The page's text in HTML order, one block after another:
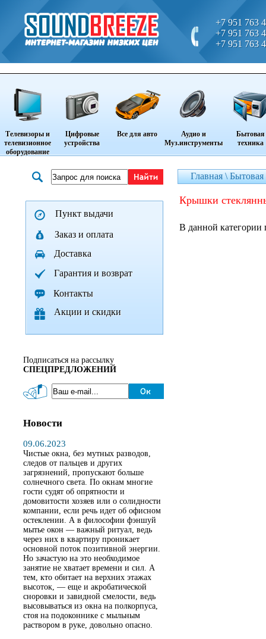
+7 951 763
+7 951 763
+7 951 763
Телевизоры и
телевизионное
оборудование
Цифровые
устройства
Все для авто
Аудио и
Муз.инструменты
Бытовая
техника
Пункт выдачи
Заказ и оплата
Доставка
Гарантия и возврат
Контакты
Акции и скидки
Подписаться на рассылку
СПЕЦПРЕДЛОЖЕНИЙ
Новости
09.06.2023
Чистые окна, без мутных разводов,
следов от пальцев и других
загрязнений, пропускают больше
солнечного света. По окнам многие
гости судят об опрятности и
домовитости хозяев или о солидности
компании, если речь идет об офисном
остеклении. А в философии фэншуй
мытье окон — важный ритуал, ведь
через них в квартиру проникает
основной поток позитивной энергии.
Но зачастую на это необходимое
занятие не хватает времени и сил. А
тем, кто обитает на верхних этажах
высоток, — еще и акробатической
сноровки и завидной смелости, ведь
высовываться из окна на полкорпуса,
стоя на подоконнике с мыльным
раствором в руке, довольно опасно.
Главная \
крышки
В данной категории